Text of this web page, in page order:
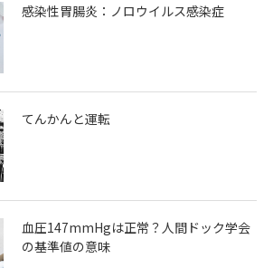
感染性胃腸炎：ノロウイルス感染症
てんかんと運転
血圧147mmHgは正常？人間ドック学会
の基準値の意味